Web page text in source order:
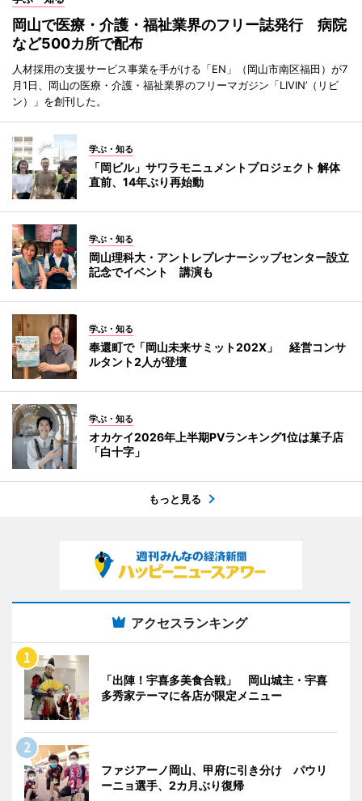
岡山で医療・介護・福祉業界のフリー誌発行 病院
など500カ所で配布
人材採用の支援サービス事業を手がける「EN」（岡山市南区福田）が7
月1日、岡山の医療・介護・福祉業界のフリーマガジン「LIVIN’（リビ
ン）」を創刊した。
学ぶ・知る
「岡ビル」サワラモニュメントプロジェクト 解体
直前、14年ぶり再始動
学ぶ・知る
岡山理科大・アントレプレナーシップセンター設立
記念でイベント 講演も
学ぶ・知る
奉還町で「岡山未来サミット202X」 経営コンサ
ルタント2人が登壇
学ぶ・知る
オカケイ2026年上半期PVランキング1位は菓子店
「白十字」
もっと見る
アクセスランキング
「出陣！宇喜多美食合戦」 岡山城主・宇喜
多秀家テーマに各店が限定メニュー
ファジアーノ岡山、甲府に引き分け パウリ
ーニョ選手、2カ月ぶり復帰